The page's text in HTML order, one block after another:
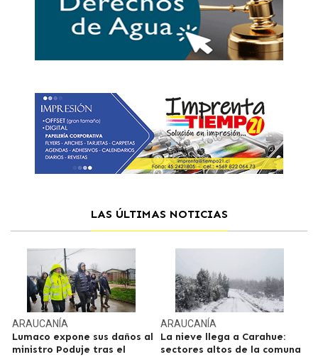
LAS ÚLTIMAS NOTICIAS
ARAUCANÍA
Lumaco expone sus daños al
ministro Poduje tras el
ARAUCANÍA
La nieve llega a Carahue:
sectores altos de la comuna